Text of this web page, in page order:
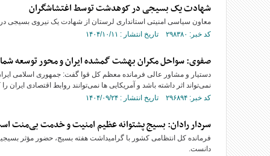
شهادت یک بسیجی در کوهدشت توسط اغتشاشگران
معاون سیاسی امنیتی استانداری لرستان از شهادت یک نیروی
کد خبر: ۲۹۸۳۸۰ تاریخ انتشار : ۱۴۰۴/۱۰/۱۱
صفوی: سواحل مکران بهشت گمشده ایران و محور توسعه
نمی‌تواند اثر داشته باشد و آمریکایی ها نمی‌توانند روابط اقتصادی ایران
کد خبر: ۲۹۶۸۹۴ تاریخ انتشار : ۱۴۰۴/۰۹/۲۴
سردار رادان: بسیج پشتوانه عظیم امنیت و خدمت بی‌منت
فرمانده کل انتظامی کشور با گرامیداشت هفته بسیج، حضور مؤثر
دانست.